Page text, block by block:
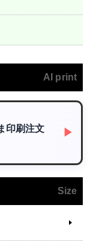
AI print
印刷注文
▶
Size